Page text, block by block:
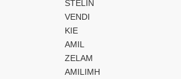
STELIN
VENDI
KIE
AMIL
ZELAM
AMILIMH